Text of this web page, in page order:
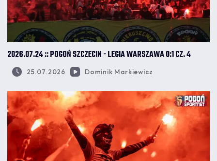
2026.07.24 :: POGOŃ SZCZECIN - LEGIA WARSZAWA 0:1 CZ. 4
25.07.2026 Dominik Markiewicz